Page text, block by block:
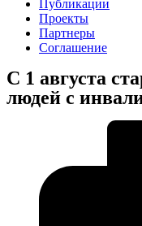
Публикации
Проекты
Партнеры
Соглашение
С 1 августа
людей с